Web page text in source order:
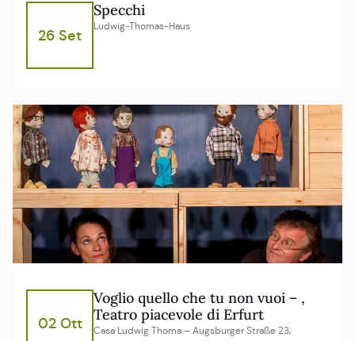
26 Set
Specchi
Ludwig-Thomas-Haus
02 Ott
Voglio quello che tu non vuoi – ,
Teatro piacevole di Erfurt
Casa Ludwig Thoma – Augsburger Straße 23,